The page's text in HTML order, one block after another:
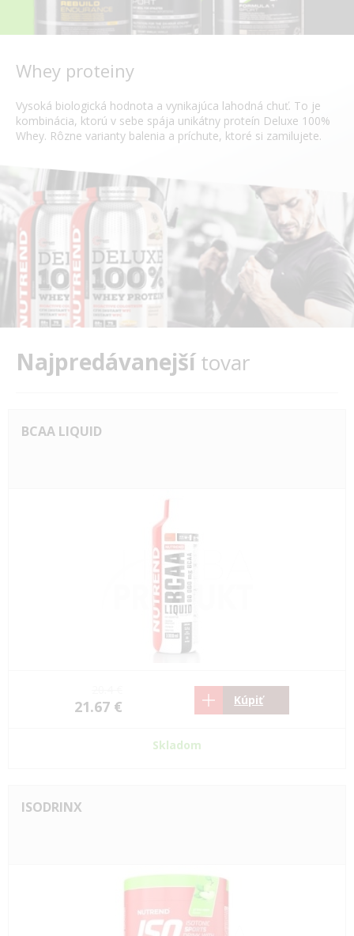
Whey proteiny
Vysoká biologická hodnota a vynikajúca lahodná chuť. To je
kombinácia, ktorú v sebe spája unikátny proteín Deluxe 100%
Whey. Rôzne varianty balenia a príchute, ktoré si zamilujete.
Najpredávanejšítovar
BCAA LIQUID
21.67 € Kúpiť
Skladom
ISODRINX